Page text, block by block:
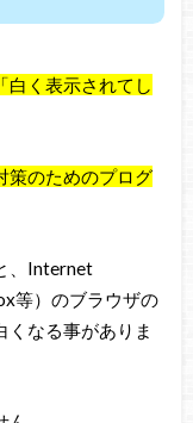
「白く表示されてし
策のためのプログ
、Internet
等）のブラウザの
くなる事がありま